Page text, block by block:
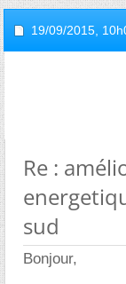
19/09/2015,
Re :
sud
Bonjour,